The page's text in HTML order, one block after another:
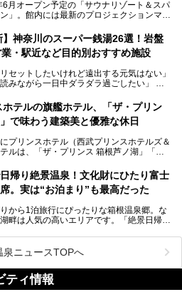
月オープン予定の「サウナリゾート＆スパ
」。館内には最新のプロジェクションマッ
マーシブ）”を体験できます。
注目の施設に一足先にお邪魔し、その全貌
ただきました！
き誇る桜、魚たちが泳ぐ水風呂、そしてバ
せる休憩スペース…。驚きの連続だった館
トします！
】神奈川のスーパー銭湯26選！岩盤
・駅近など目的別おすすめ施設
セットしたいけれど遠出する元気はない」
読みながら一日中ダラダラ過ごしたい」
たい」という願いを叶えてくれるのが、神
ウナや岩盤浴、一日中遊べるエンタメ施設
味わえるスーパー銭湯が数多く揃っていま
多いはず。
奈川県内の人気施設26選を「安さ」「岩
、目的別に厳選して紹介します。
りの施設を見つけて、最高のリフレッシュ
テルの旗艦ホテル、「ザ・プリン
で味わう建築美と優雅な休日
プリンスホテル（西武プリンスホテルズ＆
ルは、「ザ・プリンス 箱根芦ノ湖」「芦
リンスホテル」と4軒あり、今回ご紹介する
箱根芦ノ湖」は、その中でもフラッグシッ
づけられる特別なホテルです。
する建築家の一人、村野藤吾が芦ノ湖の畔
ようなホテルがここ。自家源泉の温泉や、
西武・プリンスホテルズワールドワイド
リンス 箱根芦ノ湖のPR記事です。
日帰り絶景温泉！文化財にひたり富士
。実は“お泊まり”も最高だった
から1泊旅行にぴったりな箱根温泉郷。な
畔は人気の高いエリアです。「絶景日帰り
眺望自慢の日帰り温泉。
室の「箱根 芦ノ湖畔蛸川温泉 龍宮殿」と
す。宿泊者は「龍宮殿本館」の営業時間に
らの宿泊者専用時間帯にも「龍宮殿本館」
きます。
泉ニュースTOPへ
ティ情報